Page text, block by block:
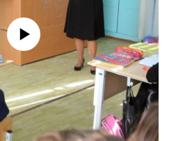
currently available